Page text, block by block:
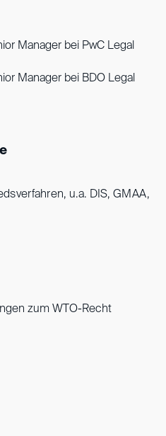
Manager bei PwC Legal
Manager bei BDO Legal
u.a. DIS, GMAA,
zum WTO-Recht